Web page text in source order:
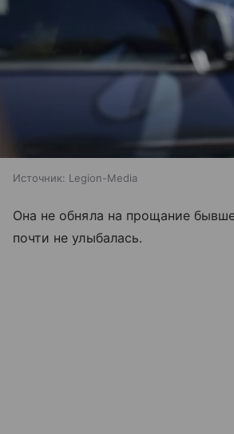
Источник: Legion-Media
Она не обняла на прощание
почти не улыбалась.